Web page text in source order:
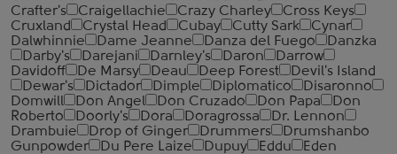
Crafter's
Craigellachie Crazy Charley
Cross Keys
Cruxland
Crystal Head Cubay Cutty Sark
Cynar
Dalwhinnie
Dame Jeanne Danza del Fuego
Danzka
Darby's
Darejani Darnley's Daron
Darrow
Davidoff
De Marsy Deau Deep Forest
Devil's Island
Dewar's
Dictador Dimple Diplomatico
Disaronno
Domwill
Don Angel Don Cruzado Don Papa
Don
Roberto
Doorly's Dora Doragrossa
Dr. Lennon
Drambuie
Drop of Ginger Drummers
Drumshanbo
Gunpowder
Du Pere Laize Dupuy Eddu
Eden